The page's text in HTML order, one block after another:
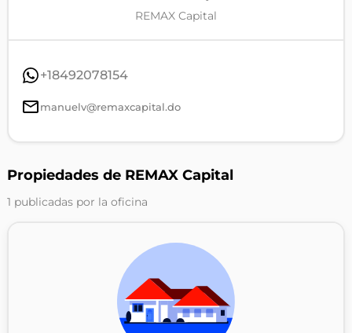
REMAX Capital
+18492078154
manuelv@remaxcapital.do
Propiedades de REMAX Capital
1 publicadas por la oficina